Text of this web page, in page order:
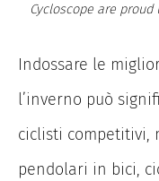
Cycloscope are
Indossare le
l’inverno può
ciclisti competitivi,
pendolari in bici,